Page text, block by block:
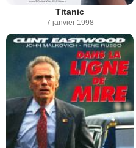
Titanic
7 janvier 1998